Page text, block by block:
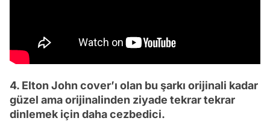
4. Elton John cover’ı olan bu şarkı orijinali kadar
güzel ama orijinalinden ziyade tekrar tekrar
dinlemek için daha cezbedici.